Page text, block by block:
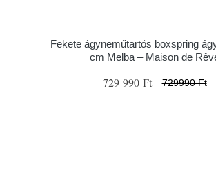
Fekete ágyneműtartós boxspring
cm Melba – Maison de
729 990 Ft 729990 Ft